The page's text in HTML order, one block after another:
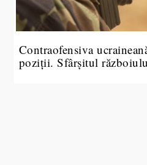
Contraofensiva
poziții. Sfârșitul